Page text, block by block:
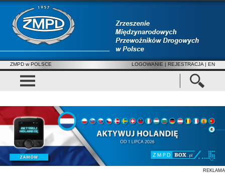
ZMPD w POLSCE LOGOWANIE | REJESTRACJA | EN
REKLAMA